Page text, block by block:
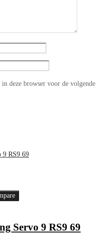
deze browser voor de volgende
Servo 9 RS9 69